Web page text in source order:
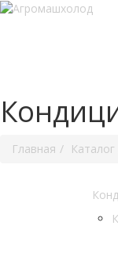
Главная Каталог